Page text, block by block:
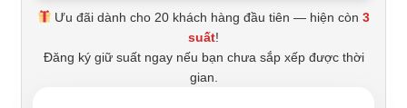
Ưu đãi dành cho 20 khách hàng đầu tiên — hiện còn3
suất!
Đăng ký giữ suất ngay nếu bạn chưa sắp xếp được thời
gian.